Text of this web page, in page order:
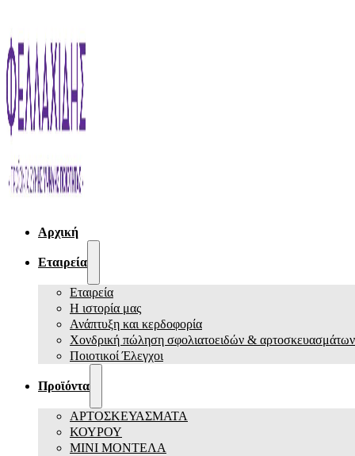
Αρχική
Εταιρεία
Εταιρεία
Η ιστορία μας
Ανάπτυξη και κερδοφορία
Χονδρική πώληση σφολιατοειδών & αρτοσκευασμάτων
Ποιοτικοί Έλεγχοι
Προϊόντα
ΑΡΤΟΣΚΕΥΑΣΜΑΤΑ
ΚΟΥΡΟΥ
ΜΙΝΙ ΜΟΝΤΕΛΑ